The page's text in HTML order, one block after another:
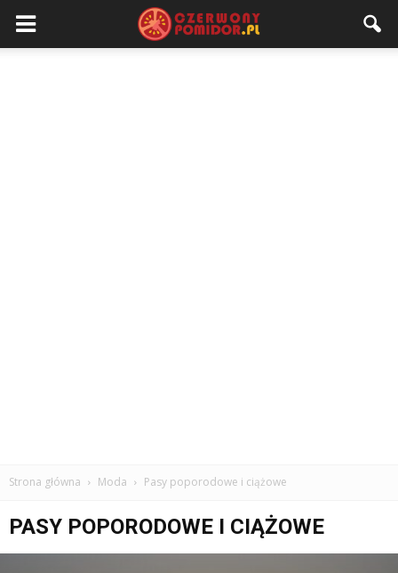
Strona główna Moda Pasy poporodowe i ciążowe
PASY POPORODOWE I CIĄŻOWE